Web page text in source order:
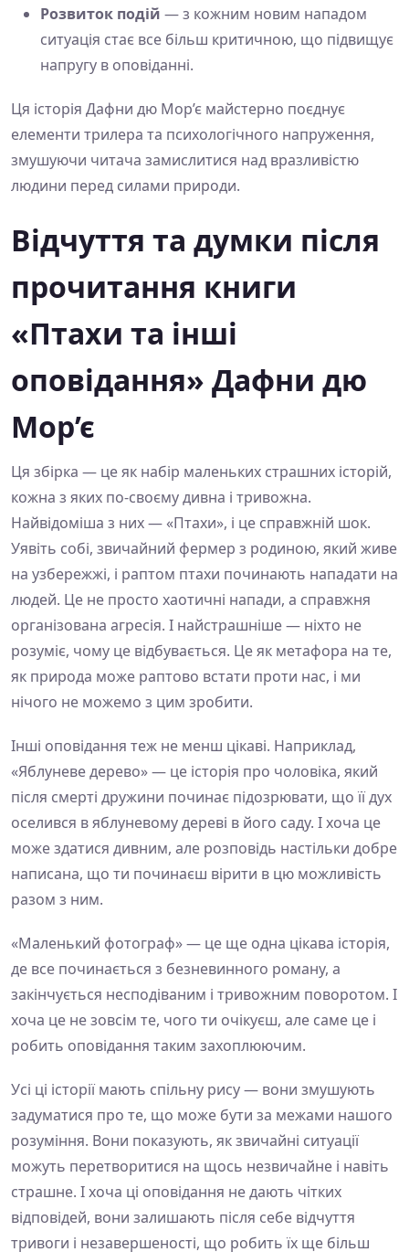
Розвиток подій — з кожним новим нападом
ситуація стає все більш критичною, що підвищує
напругу в оповіданні.
Ця історія Дафни дю Мор’є майстерно поєднує
елементи трилера та психологічного напруження,
змушуючи читача замислитися над вразливістю
людини перед силами природи.
Відчуття та думки після
прочитання книги
«Птахи та інші
оповідання» Дафни дю
Мор’є
Ця збірка — це як набір маленьких страшних історій,
кожна з яких по-своєму дивна і тривожна.
Найвідоміша з них — «Птахи», і це справжній шок.
Уявіть собі, звичайний фермер з родиною, який живе
на узбережжі, і раптом птахи починають нападати на
людей. Це не просто хаотичні напади, а справжня
організована агресія. І найстрашніше — ніхто не
розуміє, чому це відбувається. Це як метафора на те,
як природа може раптово встати проти нас, і ми
нічого не можемо з цим зробити.
Інші оповідання теж не менш цікаві. Наприклад,
«Яблуневе дерево» — це історія про чоловіка, який
після смерті дружини починає підозрювати, що її дух
оселився в яблуневому дереві в його саду. І хоча це
може здатися дивним, але розповідь настільки добре
написана, що ти починаєш вірити в цю можливість
разом з ним.
«Маленький фотограф» — це ще одна цікава історія,
де все починається з безневинного роману, а
закінчується несподіваним і тривожним поворотом. І
хоча це не зовсім те, чого ти очікуєш, але саме це і
робить оповідання таким захоплюючим.
Усі ці історії мають спільну рису — вони змушують
задуматися про те, що може бути за межами нашого
розуміння. Вони показують, як звичайні ситуації
можуть перетворитися на щось незвичайне і навіть
страшне. І хоча ці оповідання не дають чітких
відповідей, вони залишають після себе відчуття
тривоги і незавершеності, що робить їх ще більш